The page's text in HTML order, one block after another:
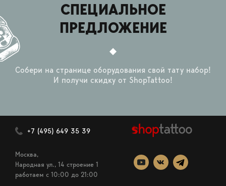
СПЕЦИАЛЬНОЕ
ПРЕДЛОЖЕНИЕ
Собери на странице оборудования свой тату набор!
И получи скидку от ShopTattoo!
+7 (495) 649 35 39
Москва,
Народная ул., 14 строение 1
работаем c 10:00 до 21:00